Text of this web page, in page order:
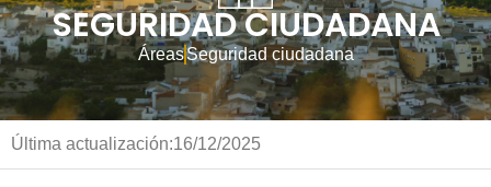
SEGURIDAD CIUDADANA
ÁreasSeguridad ciudadana
Última actualización:16/12/2025